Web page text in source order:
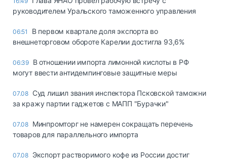
руководителем Уральского таможенного управления
06:51
В первом квартале доля экспорта во
внешнеторговом обороте Карелии достигла 93,6%
06:39 В отношении импорта лимонной кислоты в РФ
могут ввести антидемпинговые защитные меры
07.08 Суд лишил звания инспектора Псковской таможни
за кражу партии гаджетов с МАПП "Бурачки"
07.08 Минпромторг не намерен сокращать перечень
товаров для параллельного импорта
07.08 Экспорт растворимого кофе из России достиг